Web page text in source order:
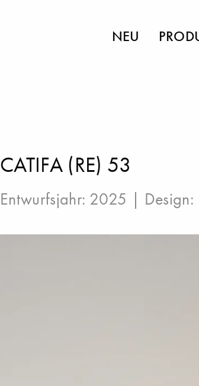
NEU
CATIFA (RE) 53
Entwurfsjahr: 2025 | Design: